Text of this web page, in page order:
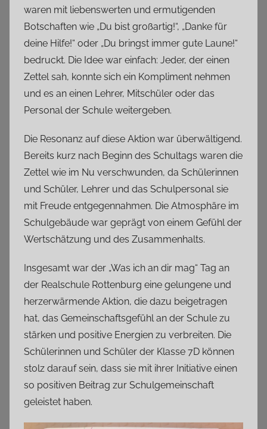
waren mit liebenswerten und ermutigenden
Botschaften wie „Du bist großartig!“, „Danke für
deine Hilfe!“ oder „Du bringst immer gute Laune!“
bedruckt. Die Idee war einfach: Jeder, der einen
Zettel sah, konnte sich ein Kompliment nehmen
und es an einen Lehrer, Mitschüler oder das
Personal der Schule weitergeben.
Die Resonanz auf diese Aktion war überwältigend.
Bereits kurz nach Beginn des Schultags waren die
Zettel wie im Nu verschwunden, da Schülerinnen
und Schüler, Lehrer und das Schulpersonal sie
mit Freude entgegennahmen. Die Atmosphäre im
Schulgebäude war geprägt von einem Gefühl der
Wertschätzung und des Zusammenhalts.
Insgesamt war der „Was ich an dir mag“ Tag an
der Realschule Rottenburg eine gelungene und
herzerwärmende Aktion, die dazu beigetragen
hat, das Gemeinschaftsgefühl an der Schule zu
stärken und positive Energien zu verbreiten. Die
Schülerinnen und Schüler der Klasse 7D können
stolz darauf sein, dass sie mit ihrer Initiative einen
so positiven Beitrag zur Schulgemeinschaft
geleistet haben.